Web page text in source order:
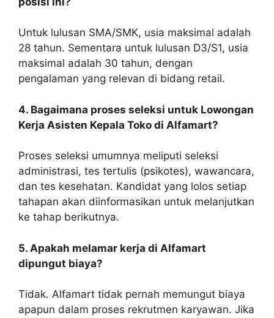
Untuk lulusan SMA/SMK, usia maksimal adalah
28 tahun. Sementara untuk lulusan D3/S1, usia
maksimal adalah 30 tahun, dengan
pengalaman yang relevan di bidang retail.
4. Bagaimana proses seleksi untuk Lowongan
Kerja Asisten Kepala Toko di Alfamart?
Proses seleksi umumnya meliputi seleksi
administrasi, tes tertulis (psikotes), wawancara,
dan tes kesehatan. Kandidat yang lolos setiap
tahapan akan diinformasikan untuk melanjutkan
ke tahap berikutnya.
5. Apakah melamar kerja di Alfamart
dipungut biaya?
Tidak. Alfamart tidak pernah memungut biaya
apapun dalam proses rekrutmen karyawan. Jika